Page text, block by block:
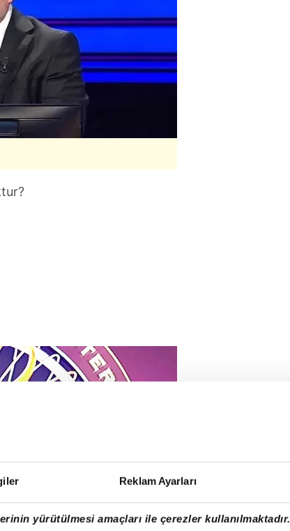
Reklam Ayarları
yürütülmesi amaçları ile çerezler kullanılmaktadır.